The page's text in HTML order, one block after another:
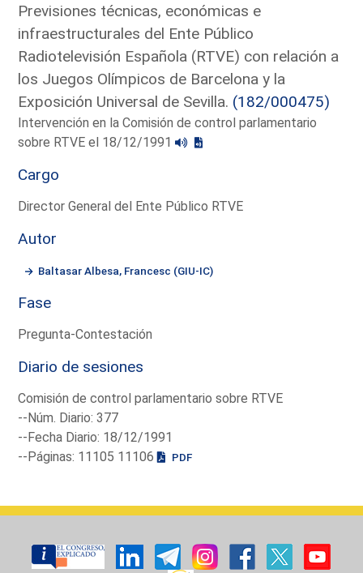
Previsiones técnicas, económicas e
infraestructurales del Ente Público
Radiotelevisión Española (RTVE) con relación a
los Juegos Olímpicos de Barcelona y la
Exposición Universal de Sevilla. (182/000475)
Intervención en la Comisión de control parlamentario
sobre RTVE el 18/12/1991
Cargo
Director General del Ente Público RTVE
Autor
Baltasar Albesa, Francesc (GIU-IC)
Fase
Pregunta-Contestación
Diario de sesiones
Comisión de control parlamentario sobre RTVE
--Núm. Diario: 377
--Fecha Diario: 18/12/1991
--Páginas: 11105 11106
PDF